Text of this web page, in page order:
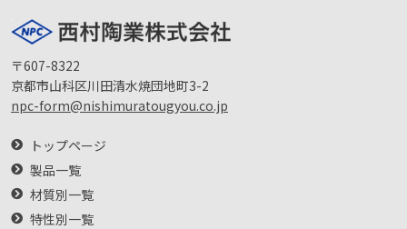
〒607-8322
京都市山科区川田清水焼団地町3-2
npc-form@nishimuratougyou.co.jp
トップページ
製品一覧
材質別一覧
特性別一覧